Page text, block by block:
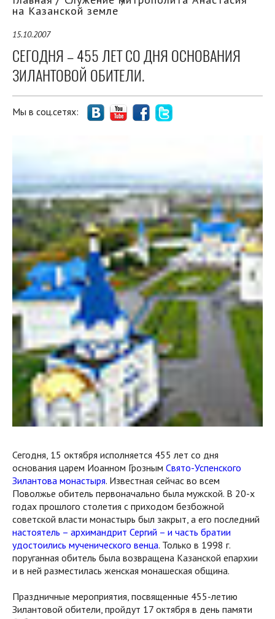
на Казанской земле
15.10.2007
СЕГОДНЯ – 455 ЛЕТ СО ДНЯ ОСНОВАНИЯ
ЗИЛАНТОВОЙ ОБИТЕЛИ.
Мы в соц.сетях:
Сегодня, 15 октября исполняется 455 лет со дня
основания царем Иоанном Грозным Свято-Успенского
Зилантова монастыря. Известная сейчас во всем
Поволжье обитель первоначально была мужской. В 20-х
годах прошлого столетия с приходом безбожной
советской власти монастырь был закрыт, а его последний
настоятель – архимандрит Сергий – и часть братии
удостоились мученического венца. Только в 1998 г.
поруганная обитель была возвращена Казанской епархии
и в ней разместилась женская монашеская община.
Праздничные мероприятия, посвященные 455-летию
Зилантовой обители, пройдут 17 октября в день памяти